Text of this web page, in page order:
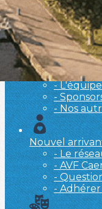
L'association▴▾
-
- Brochure
- L'équipe
-
- Nos
Nouvel
- Le
- AVF
-
- Adhérer